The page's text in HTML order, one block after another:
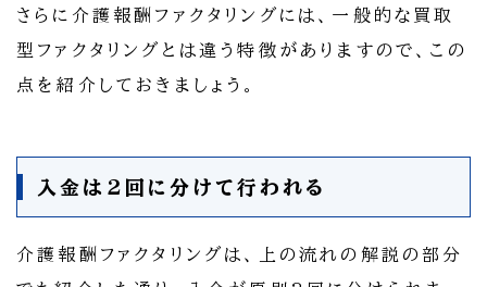
さらに介護報酬ファクタリングには、一般的な買取
型ファクタリングとは違う特徴がありますので、この
点を紹介しておきましょう。
入金は2回に分けて行われる
介護報酬ファクタリングは、上の流れの解説の部分